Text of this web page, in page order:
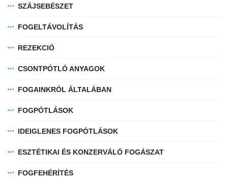
SZÁJSEBÉSZET
FOGELTÁVOLÍTÁS
REZEKCIÓ
CSONTPÓTLÓ ANYAGOK
FOGAINKRÓL ÁLTALÁBAN
FOGPÓTLÁSOK
IDEIGLENES FOGPÓTLÁSOK
ESZTÉTIKAI ÉS KONZERVÁLÓ FOGÁSZAT
FOGFEHÉRÍTÉS